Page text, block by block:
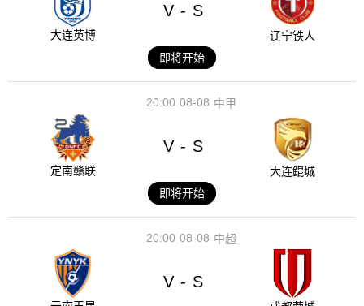
大连英博
V - S
辽宁铁人
即将开始
08-08
20:00 中甲
定南赣联
V - S
大连鲲城
即将开始
08-08
20:00 中超
V - S